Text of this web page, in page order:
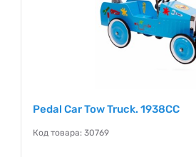
Pedal Car Tow Truck. 1938CC
Код товара: 30769